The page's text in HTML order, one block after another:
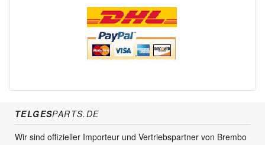
TELGESPARTS.DE
Wir sind offizieller Importeur und Vertriebspartner von Brembo